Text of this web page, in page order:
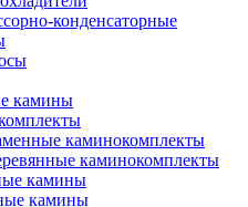
конденсаторные
камины
каминокомплекты
каминокомплекты
камины
камины